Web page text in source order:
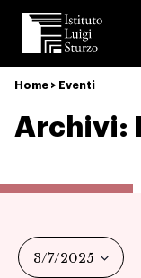
Istituto
Luigi
Sturzo
Home > Eventi
Archivi:
3/7/2025